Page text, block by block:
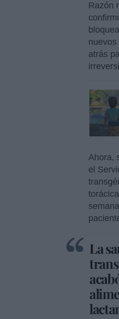
Razón
atrás
Ahora,
el
La